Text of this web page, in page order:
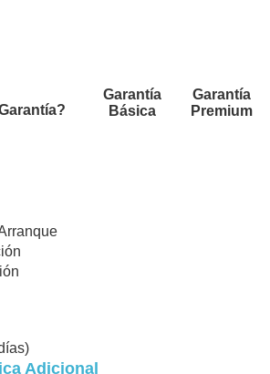
Garantía
Básica
Garantía
Premium
Adicional